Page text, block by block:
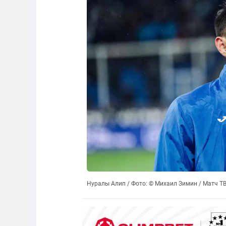
Нуралы Алип / Фото: © Михаил Зимин / Матч ТВ